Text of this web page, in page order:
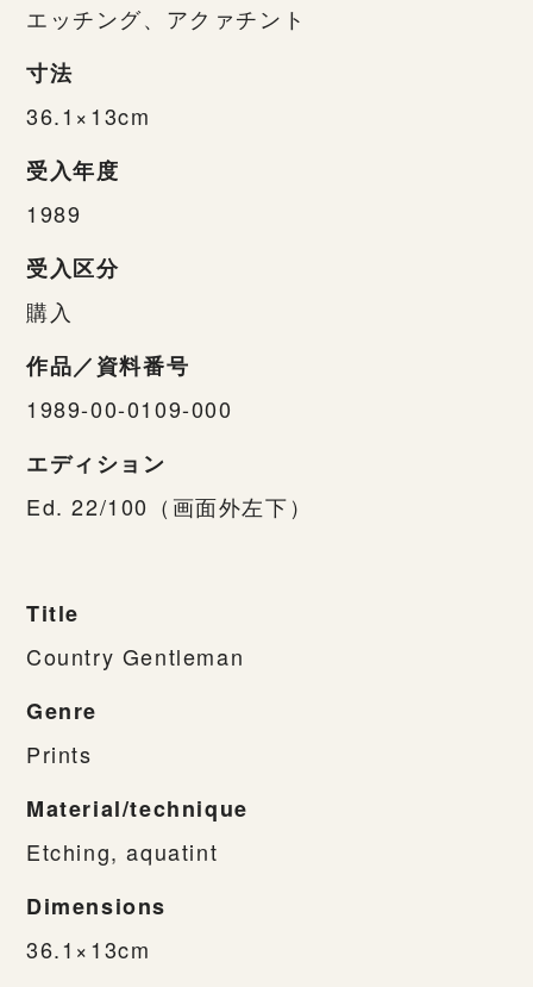
エッチング、アクァチント
寸法
36.1×13cm
受入年度
1989
受入区分
購入
作品／資料番号
1989-00-0109-000
エディション
Ed. 22/100（画面外左下）
Title
Country Gentleman
Genre
Prints
Material/technique
Etching, aquatint
Dimensions
36.1×13cm